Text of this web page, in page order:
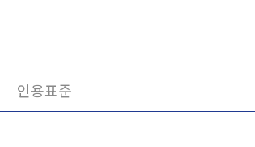
인용표준